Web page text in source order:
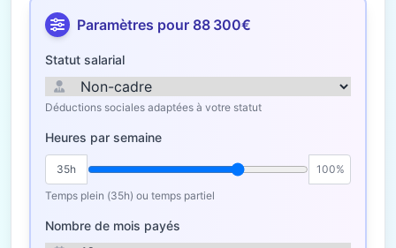
Paramètres pour 88 300€
Statut salarial
Déductions sociales adaptées à votre statut
Heures par semaine
35h
100%
Temps plein (35h) ou temps partiel
Nombre de mois payés